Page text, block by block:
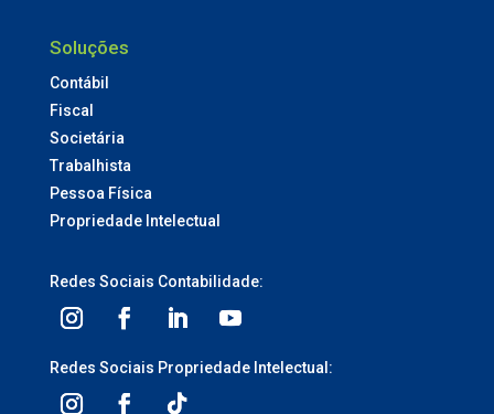
Soluções
Contábil
Fiscal
Societária
Trabalhista
Pessoa Física
Propriedade Intelectual
Redes Sociais Contabilidade:
Redes Sociais Propriedade Intelectual: